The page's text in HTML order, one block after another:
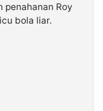
penahanan Roy
bola liar.